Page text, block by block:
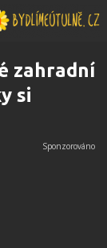
zahradní
si